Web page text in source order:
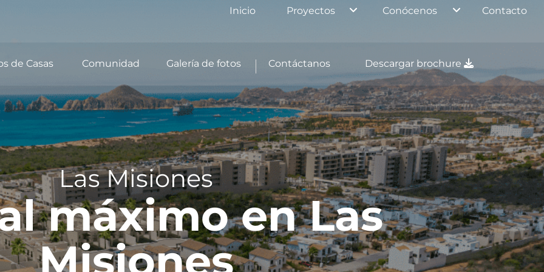
Inicio Proyectos Conócenos Contacto
de Casas Comunidad Galería de fotos Contáctanos Descargar brochure
Las Misiones
máximo en Las
Misiones